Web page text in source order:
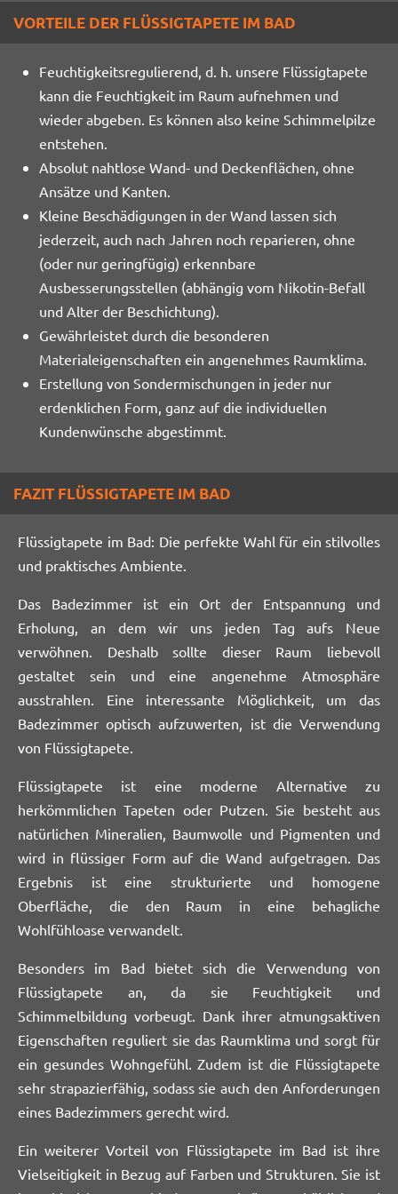
f
u
l
VORTEILE DER FLÜSSIGTAPETE IM BAD
Feuchtigkeitsregulierend, d. h. unsere Flüssigtapete
kann die Feuchtigkeit im Raum aufnehmen und
wieder abgeben. Es können also keine Schimmelpilze
entstehen.
Absolut nahtlose Wand- und Deckenflächen, ohne
Ansätze und Kanten.
Kleine Beschädigungen in der Wand lassen sich
jederzeit, auch nach Jahren noch reparieren, ohne
(oder nur geringfügig) erkennbare
Ausbesserungsstellen (abhängig vom Nikotin-Befall
und Alter der Beschichtung).
Gewährleistet durch die besonderen
Materialeigenschaften ein angenehmes Raumklima.
Erstellung von Sondermischungen in jeder nur
erdenklichen Form, ganz auf die individuellen
Kundenwünsche abgestimmt.
FAZIT FLÜSSIGTAPETE IM BAD
Flüssigtapete im Bad: Die perfekte Wahl für ein stilvolles
und praktisches Ambiente.
Das Badezimmer ist ein Ort der Entspannung und
Erholung, an dem wir uns jeden Tag aufs Neue
verwöhnen. Deshalb sollte dieser Raum liebevoll
gestaltet sein und eine angenehme Atmosphäre
ausstrahlen. Eine interessante Möglichkeit, um das
Badezimmer optisch aufzuwerten, ist die Verwendung
von Flüssigtapete.
Flüssigtapete ist eine moderne Alternative zu
herkömmlichen Tapeten oder Putzen. Sie besteht aus
natürlichen Mineralien, Baumwolle und Pigmenten und
wird in flüssiger Form auf die Wand aufgetragen. Das
Ergebnis ist eine strukturierte und homogene
Oberfläche, die den Raum in eine behagliche
Wohlfühloase verwandelt.
Besonders im Bad bietet sich die Verwendung von
Flüssigtapete an, da sie Feuchtigkeit und
Schimmelbildung vorbeugt. Dank ihrer atmungsaktiven
Eigenschaften reguliert sie das Raumklima und sorgt für
ein gesundes Wohngefühl. Zudem ist die Flüssigtapete
sehr strapazierfähig, sodass sie auch den Anforderungen
eines Badezimmers gerecht wird.
Ein weiterer Vorteil von Flüssigtapete im Bad ist ihre
Vielseitigkeit in Bezug auf Farben und Strukturen. Sie ist